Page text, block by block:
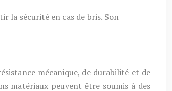
la sécurité en cas de bris. Son
mécanique, de durabilité et de
matériaux peuvent être soumis à des